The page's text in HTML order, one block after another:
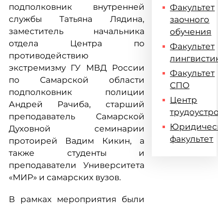
подполковник внутренней
службы Татьяна Лядина,
заместитель начальника
отдела Центра по
противодействию
экстремизму ГУ МВД России
по Самарской области
подполковник полиции
Андрей Рачиба, старший
преподаватель Самарской
Духовной семинарии
протоирей Вадим Кикин, а
также студенты и
преподаватели Университета
«МИР» и самарских вузов.
В рамках мероприятия были
Факультет
заочного
обучения
Факультет
Факультет
СПО
Центр
факультет